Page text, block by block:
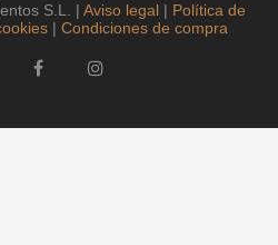
S.L. | Aviso legal| Política de
| Condiciones de compra